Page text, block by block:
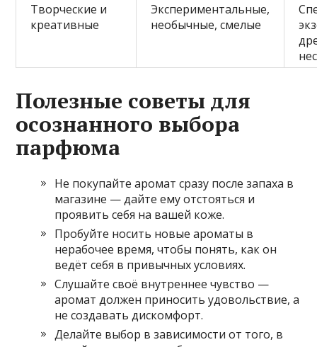
Творческие и
креативные
Экспериментальные,
необычные, смелые
Полезные советы для
осознанного выбора
парфюма
Не покупайте аромат сразу после запаха в
магазине — дайте ему отстояться и
проявить себя на вашей коже.
Пробуйте носить новые ароматы в
нерабочее время, чтобы понять, как он
ведёт себя в привычных условиях.
Слушайте своё внутреннее чувство —
аромат должен приносить удовольствие, а
не создавать дискомфорт.
Делайте выбор в зависимости от того, в